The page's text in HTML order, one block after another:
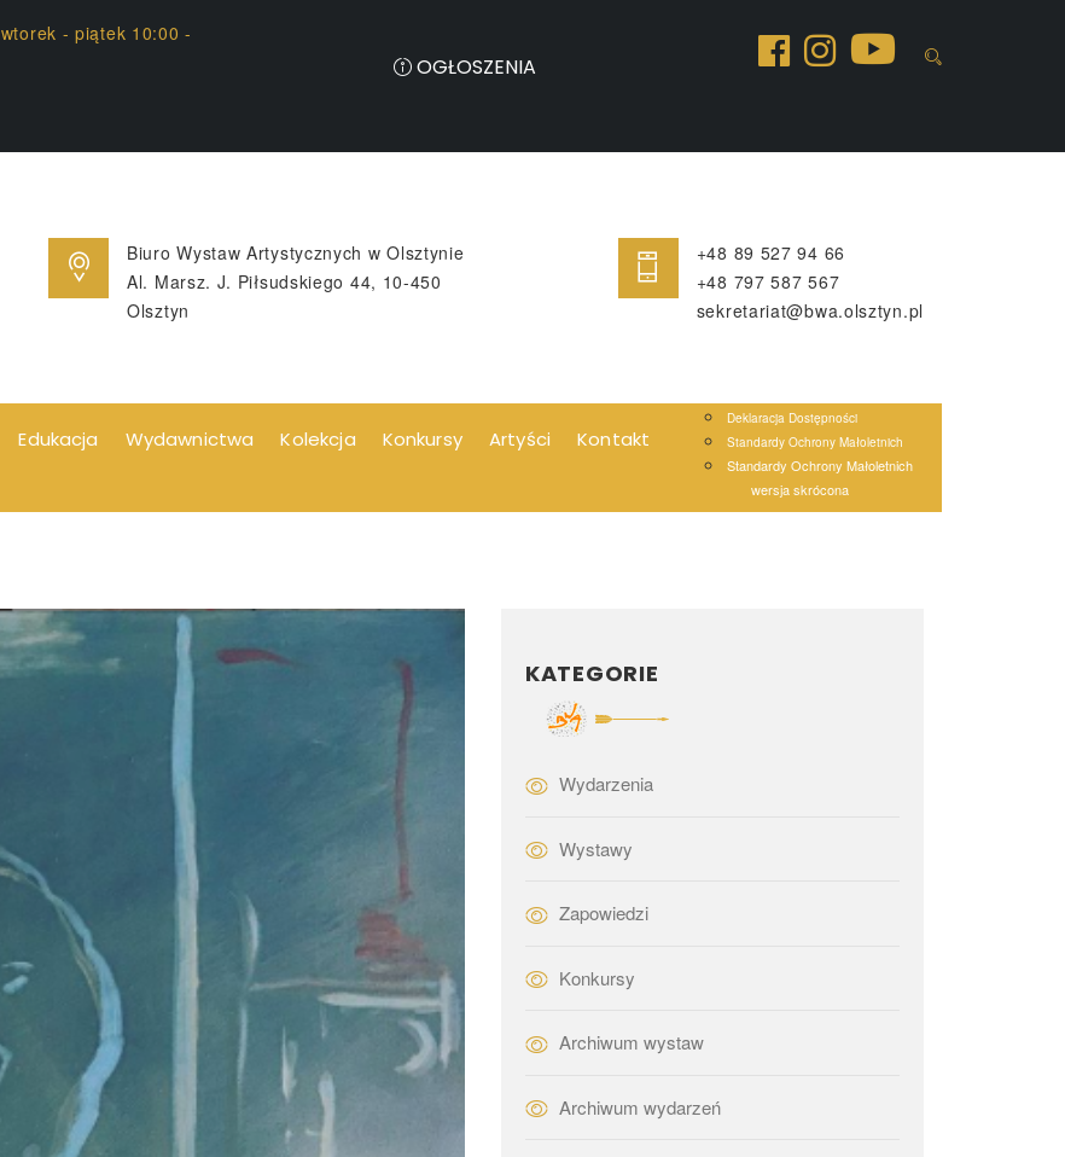
wtorek - piątek 10:00 -
OGŁOSZENIA
Biuro Wystaw Artystycznych w Olsztynie
Al. Marsz. J. Piłsudskiego 44, 10-450
Olsztyn
+48 89 527 94 66
+48 797 587 567
sekretariat@bwa.olsztyn.pl
Edukacja Wydawnictwa Kolekcja Konkursy Artyści Kontakt
Deklaracja Dostępności
Standardy Ochrony Małoletnich
Standardy Ochrony Małoletnich
wersja skrócona
KATEGORIE
Wydarzenia
Wystawy
Zapowiedzi
Konkursy
Archiwum wystaw
Archiwum wydarzeń